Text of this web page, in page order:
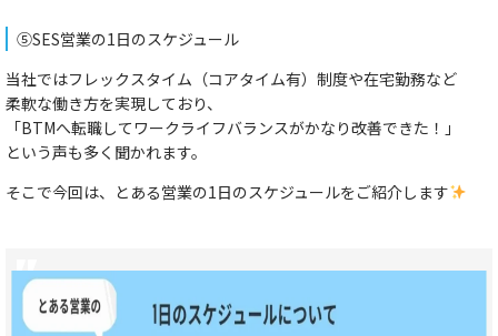
⑤SES営業の1日のスケジュール
当社ではフレックスタイム（コアタイム有）制度や在宅勤務など
柔軟な働き方を実現しており、
「BTMへ転職してワークライフバランスがかなり改善できた！」
という声も多く聞かれます。
そこで今回は、とある営業の1日のスケジュールをご紹介します